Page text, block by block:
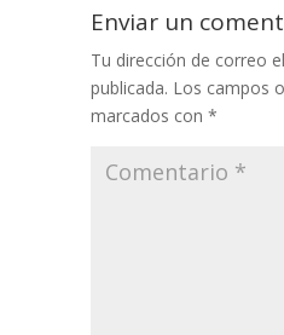
Enviar un
Tu dirección de correo
publicada. Los campos
marcados con *